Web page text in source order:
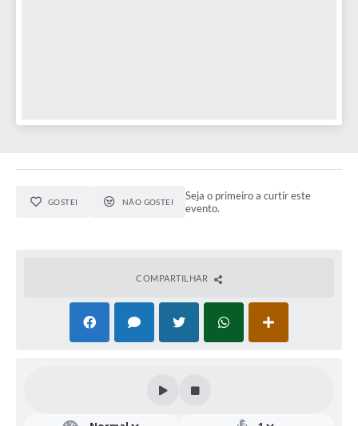
GOSTEI NÃO GOSTEI
Seja o primeiro a curtir este
evento.
COMPARTILHAR